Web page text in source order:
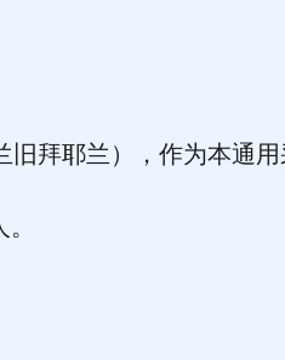
拜耶兰），作为本通